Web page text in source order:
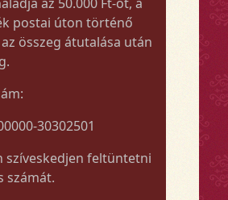
postai úton történő
összeg átutalása után
30302501
szíveskedjen feltüntetni
számát.